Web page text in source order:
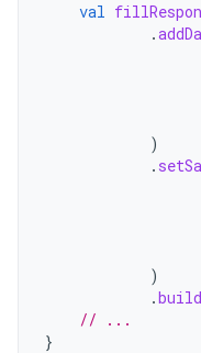
val
.
)
.
)
.build
// ...
}